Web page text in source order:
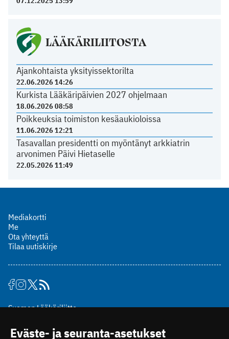
LÄÄKÄRILIITOSTA
Ajankohtaista yksityissektorilta
22.06.2026 14:26
Kurkista Lääkäripäivien 2027 ohjelmaan
18.06.2026 08:58
Poikkeuksia toimiston kesäaukioloissa
11.06.2026 12:21
Tasavallan presidentti on myöntänyt arkkiatrin
arvonimen Päivi Hietaselle
22.05.2026 11:49
Mediakortti
Me
Ota yhteyttä
Tilaa uutiskirje
Suomen Lääkäriliitto
00510 Helsinki
Eväste- ja seuranta-asetukset